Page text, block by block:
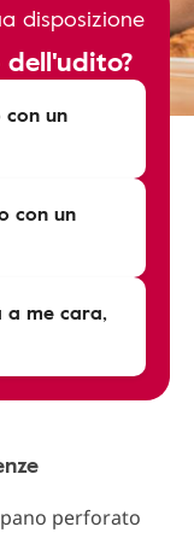
disposizione
un
con un
a me cara,
perforato